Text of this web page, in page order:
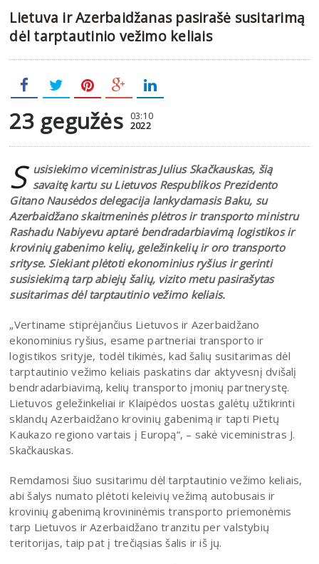
Lietuva ir Azerbaidžanas pasirašė susitarimą
dėl tarptautinio vežimo keliais
23 gegužės 03:10
2022
S usisiekimo viceministras Julius Skačkauskas, šią
savaitę kartu su Lietuvos Respublikos Prezidento
Gitano Nausėdos delegacija lankydamasis Baku, su
Azerbaidžano skaitmeninės plėtros ir transporto ministru
Rashadu Nabiyevu aptarė bendradarbiavimą logistikos ir
krovinių gabenimo kelių, geležinkelių ir oro transporto
srityse. Siekiant plėtoti ekonominius ryšius ir gerinti
susisiekimą tarp abiejų šalių, vizito metu pasirašytas
susitarimas dėl tarptautinio vežimo keliais.
„Vertiname stiprėjančius Lietuvos ir Azerbaidžano
ekonominius ryšius, esame partneriai transporto ir
logistikos srityje, todėl tikimės, kad šalių susitarimas dėl
tarptautinio vežimo keliais paskatins dar aktyvesnį dvišalį
bendradarbiavimą, kelių transporto įmonių partnerystę.
Lietuvos geležinkeliai ir Klaipėdos uostas galėtų užtikrinti
sklandų Azerbaidžano krovinių gabenimą ir tapti Pietų
Kaukazo regiono vartais į Europą“, – sakė viceministras J.
Skačkauskas.
Remdamosi šiuo susitarimu dėl tarptautinio vežimo keliais,
abi šalys numato plėtoti keleivių vežimą autobusais ir
krovinių gabenimą krovininėmis transporto priemonėmis
tarp Lietuvos ir Azerbaidžano tranzitu per valstybių
teritorijas, taip pat į trečiąsias šalis ir iš jų.